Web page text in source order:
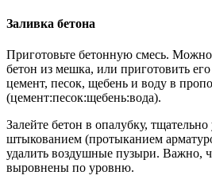
Заливка бетона
Приготовьте бетонную смесь. Можно
бетон из мешка, или приготовить
цемент, песок, щебень и воду в
(цемент:песок:щебень:вода).
Залейте бетон в опалубку, тщательно
штыкованием (протыканием
удалить воздушные пузыри. Важно,
выровнены по уровню.